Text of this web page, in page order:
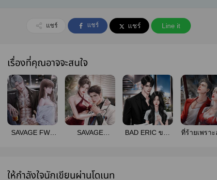
แชร์ แชร์ แชร์ Line it
เรื่องที่คุณอาจจะสนใจ
SAVAGE FWB
SAVAGE
BAD ERIC ของ
ที่ร้ายเพรา
ให้กำลังใจนักเขียนผ่านโดเนท